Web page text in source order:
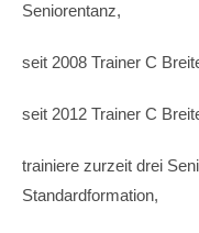
Seniorentanz,
seit 2008 Trainer C
seit 2012 Trainer C
trainiere zurzeit drei
Standardformation,